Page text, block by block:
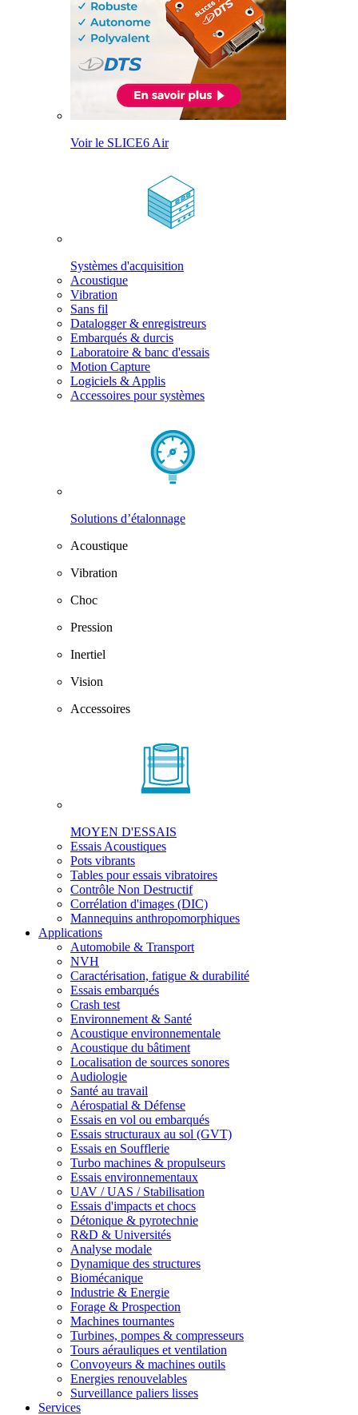
Voir le SLICE6 Air
Systèmes d'acquisition
Acoustique
Vibration
Sans fil
Datalogger & enregistreurs
Embarqués & durcis
Laboratoire & banc d'essais
Motion Capture
Logiciels & Applis
Accessoires pour systèmes
Solutions d’étalonnage
Acoustique
Vibration
Choc
Pression
Inertiel
Vision
Accessoires
MOYEN D'ESSAIS
Essais Acoustiques
Pots vibrants
Tables pour essais vibratoires
Contrôle Non Destructif
Corrélation d'images (DIC)
Mannequins anthropomorphiques
Applications
Automobile & Transport
NVH
Caractérisation, fatigue & durabilité
Essais embarqués
Crash test
Environnement & Santé
Acoustique environnementale
Acoustique du bâtiment
Localisation de sources sonores
Audiologie
Santé au travail
Aérospatial & Défense
Essais en vol ou embarqués
Essais structuraux au sol (GVT)
Essais en Soufflerie
Turbo machines & propulseurs
Essais environnementaux
UAV / UAS / Stabilisation
Essais d'impacts et chocs
Détonique & pyrotechnie
R&D & Universités
Analyse modale
Dynamique des structures
Biomécanique
Industrie & Energie
Forage & Prospection
Machines tournantes
Turbines, pompes & compresseurs
Tours aérauliques et ventilation
Convoyeurs & machines outils
Energies renouvelables
Surveillance paliers lisses
Services